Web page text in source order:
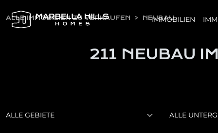
IMMOBILIEN
ALLE IMMOBILIEN ZU VERKAUFEN NEUBAU
211 NEUBAU
ALLE GEBIETE ALLE